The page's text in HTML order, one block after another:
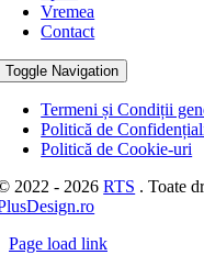
Vremea
Contact
Toggle Navigation
Termeni și Condiții
Politică de
Politică de Cookie-uri
2022 - 2026RTS . Toate
Page load link